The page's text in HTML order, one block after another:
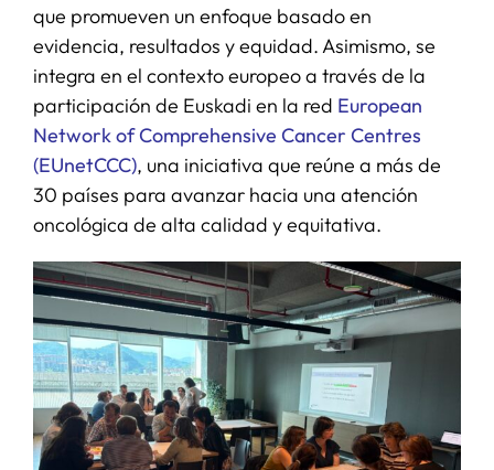
que promueven un enfoque basado en
evidencia, resultados y equidad. Asimismo, se
integra en el contexto europeo a través de la
participación de Euskadi en la red European
Network of Comprehensive Cancer Centres
(EUnetCCC), una iniciativa que reúne a más de
30 países para avanzar hacia una atención
oncológica de alta calidad y equitativa.